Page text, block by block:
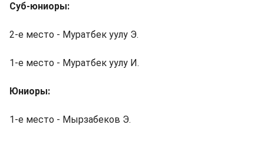
Суб-юниоры:
2-е место - Муратбек уулу Э.
1-е место - Муратбек уулу И.
Юниоры:
1-е место - Мырзабеков Э.